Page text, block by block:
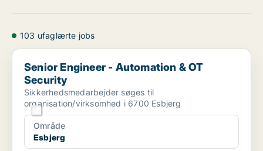
103 ufaglærte jobs
Senior Engineer - Automation & OT Security
Senior Engineer - Automation & OT
Security
Sikkerhedsmedarbejder søges til
organisation/virksomhed i 6700 Esbjerg
Område
Esbjerg